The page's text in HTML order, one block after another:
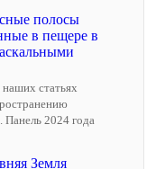
полосы
в пещере в
статьях
2024 года
Земля